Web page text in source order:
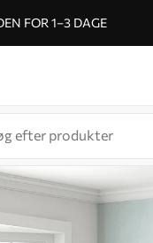
FOR 1–3 DAGE